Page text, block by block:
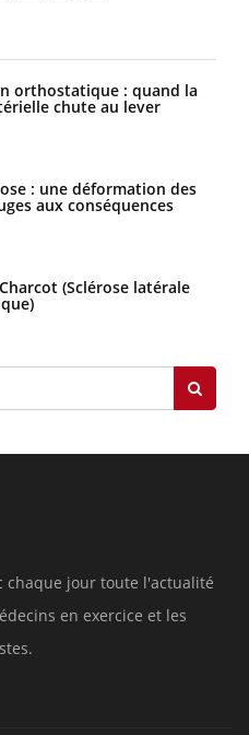
orthostatique : quand la
chute au lever
: une déformation des
aux conséquences
(Sclérose latérale
chaque jour toute l'actualité
en exercice et les